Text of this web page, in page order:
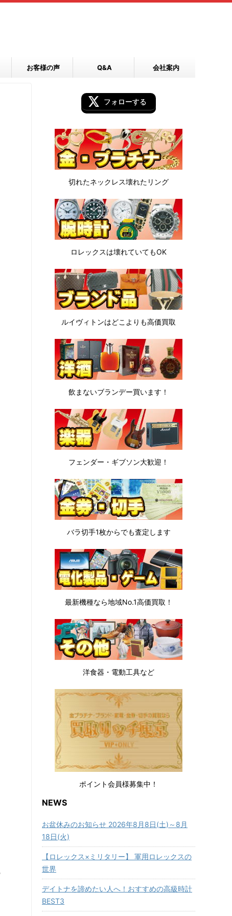
お客様の声 Q&A 会社案内
フォローする
切れたネックレス壊れたリング
ロレックスは壊れていてもOK
ルイヴィトンはどこよりも高価買取
飲まないブランデー買います！
フェンダー・ギブソン大歓迎！
バラ切手1枚からでも査定します
最新機種なら地域No.1高価買取！
洋食器・電動工具など
ポイント会員様募集中！
NEWS
お盆休みのお知らせ 2026年8月8日(土)～8月
18日(火)
【ロレックス×ミリタリー】 軍用ロレックスの
世界
デイトナを諦めたい人へ！おすすめの高級時計
BEST3